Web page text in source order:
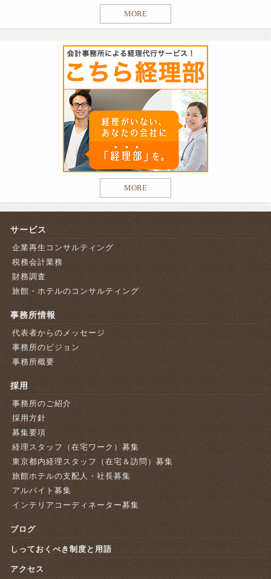
MORE
MORE
サービス
企業再生コンサルティング
税務会計業務
財務調査
旅館・ホテルのコンサルティング
事務所情報
代表者からのメッセージ
事務所のビジョン
事務所概要
採用
事務所のご紹介
採用方針
募集要項
経理スタッフ（在宅ワーク）募集
東京都内経理スタッフ（在宅＆訪問）募集
旅館ホテルの支配人・社長募集
アルバイト募集
インテリアコーディネーター募集
ブログ
しっておくべき制度と用語
アクセス